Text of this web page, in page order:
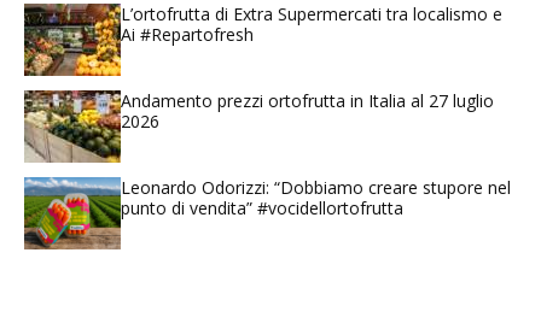
L’ortofrutta di Extra Supermercati tra localismo e
Ai #Repartofresh
Andamento prezzi ortofrutta in Italia al 27 luglio
2026
Leonardo Odorizzi: “Dobbiamo creare stupore nel
punto di vendita” #vocidellortofrutta